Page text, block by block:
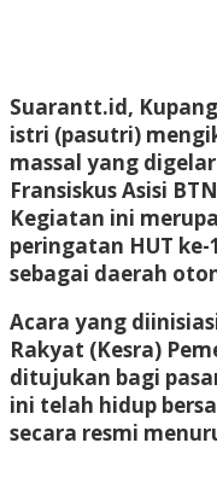
Suarantt.id, Kupang
istri (pasutri)
massal yang
Fransiskus Asisi
Kegiatan ini
peringatan HUT
sebagai daerah
Acara yang
Rakyat (Kesra)
ditujukan bagi
ini telah hidup
secara resmi